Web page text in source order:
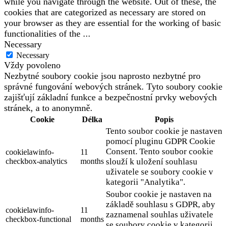
cookies that are categorized as necessary are stored on
your browser as they are essential for the working of basic
functionalities of the ...
Necessary
Necessary
Vždy povoleno
Nezbytné soubory cookie jsou naprosto nezbytné pro
správné fungování webových stránek. Tyto soubory cookie
zajišťují základní funkce a bezpečnostní prvky webových
stránek, a to anonymně.
Cookie Délka Popis
cookielawinfo-
checkbox-analytics
11
months
Tento soubor cookie je nastaven
pomocí pluginu GDPR Cookie
Consent. Tento soubor cookie
slouží k uložení souhlasu
uživatele se soubory cookie v
kategorii "Analytika".
cookielawinfo-
checkbox-functional
11
months
Soubor cookie je nastaven na
základě souhlasu s GDPR, aby
zaznamenal souhlas uživatele